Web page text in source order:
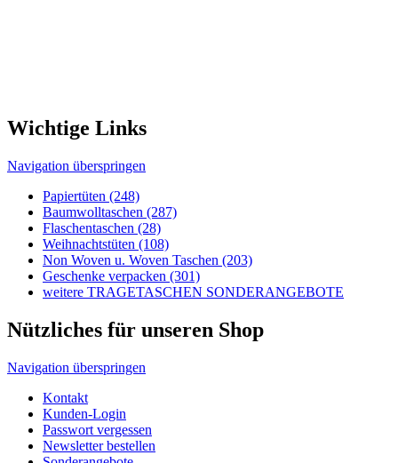
Non Woven u. Woven Taschen (203)
Geschenke verpacken (301)
Nützliches für unseren Shop
Navigation überspringen
Kontakt
Kunden-Login
Passwort vergessen
Sonderangebote
Sitemap
Rechtliches
Navigation überspringen
Impressum
AGB's